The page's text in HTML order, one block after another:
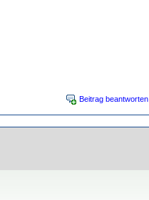
Beitrag beantworten